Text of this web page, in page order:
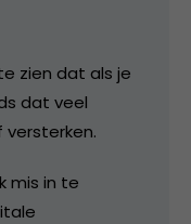
zien dat als je
dat veel
mis in te